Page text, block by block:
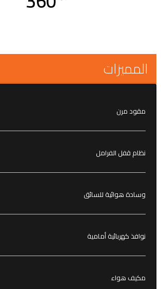
المميزات
مقود مرن
نظام قفل الفرامل
وسادة هوائية للسائق
نوافذ كهربائية أمامية
مكيف هواء